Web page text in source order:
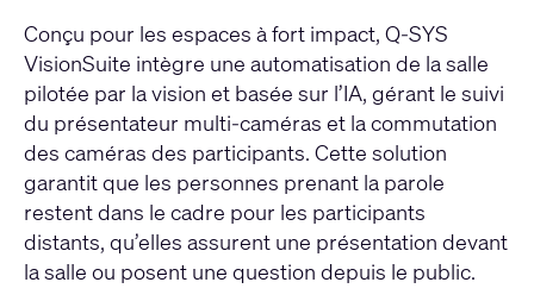
Conçu pour les espaces à fort impact, Q-SYS
VisionSuite intègre une automatisation de la salle
pilotée par la vision et basée sur l’IA, gérant le suivi
du présentateur multi-caméras et la commutation
des caméras des participants. Cette solution
garantit que les personnes prenant la parole
restent dans le cadre pour les participants
distants, qu’elles assurent une présentation devant
la salle ou posent une question depuis le public.